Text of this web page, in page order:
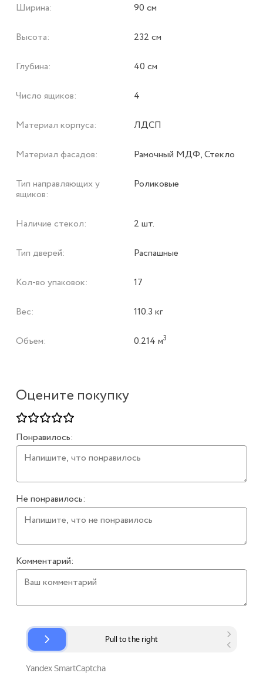
Оцените покупку
Понравилось:
Не понравилось:
Комментарий:
Ширина: 90 см
Высота: 232 см
Глубина: 40 см
Число ящиков: 4
Материал корпуса: ЛДСП
Материал фасадов: Рамочный МДФ, Стекло
Тип направляющих у
ящиков:
Роликовые
Наличие стекол: 2 шт.
Тип дверей: Распашные
Кол-во упаковок: 17
Вес: 110.3 кг
Объем: 0.214 м3